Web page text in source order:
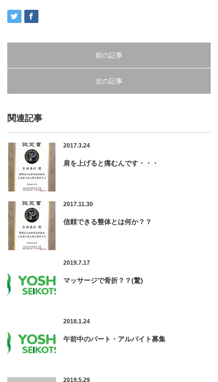
前の記事
次の記事
関連記事
2017.3.24
肩を上げると痛むんです・・・
2017.11.30
信頼できる整体とは何か？？
2019.7.17
マッサージで骨折？？(驚)
2018.1.24
午前中のパート・アルバイト募集
2019.5.29